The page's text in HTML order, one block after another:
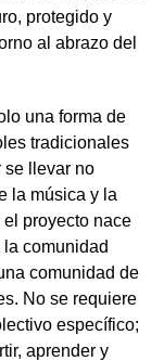
protegido y
al abrazo del
una forma de
tradicionales
se llevar no
la música y la
el proyecto nace
comunidad
comunidad de
No se requiere
específico;
aprender y